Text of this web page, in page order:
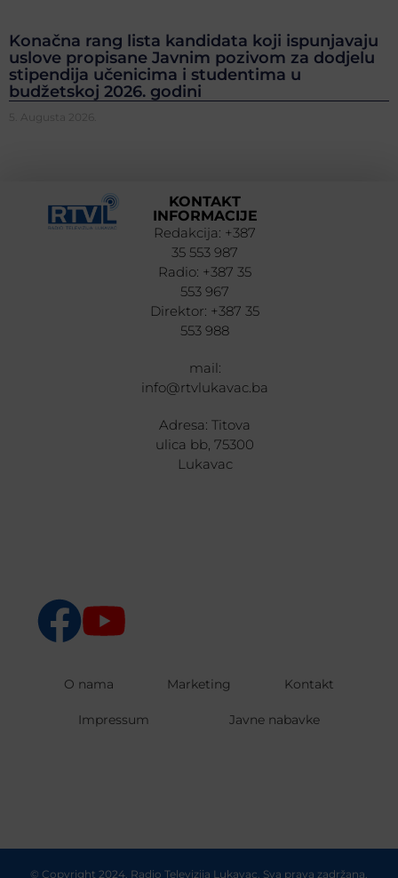
Konačna rang lista kandidata koji ispunjavaju
uslove propisane Javnim pozivom za dodjelu
stipendija učenicima i studentima u
budžetskoj 2026. godini
5. Augusta 2026.
KONTAKT
INFORMACIJE
Redakcija: +387
35 553 987
Radio: +387 35
553 967
Direktor: +387 35
553 988
mail:
info@rtvlukavac.ba
Adresa: Titova
ulica bb, 75300
Lukavac
O nama Marketing Kontakt
Impressum Javne nabavke
© Copyright 2024. Radio Televizija Lukavac. Sva prava zadržana.